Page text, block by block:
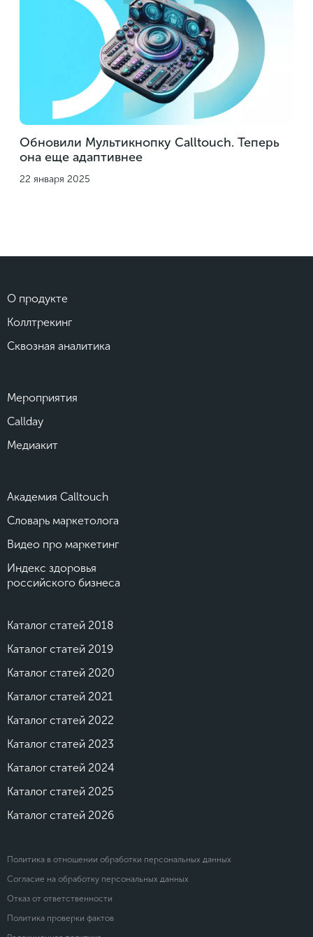
Обновили Мультикнопку Calltouch. Теперь
она еще адаптивнее
22 января 2025
О продукте
Коллтрекинг
Сквозная аналитика
Мероприятия
Callday
Медиакит
Академия Calltouch
Словарь маркетолога
Видео про маркетинг
Индекс здоровья
российского бизнеса
Каталог статей 2018
Каталог статей 2019
Каталог статей 2020
Каталог статей 2021
Каталог статей 2022
Каталог статей 2023
Каталог статей 2024
Каталог статей 2025
Каталог статей 2026
Политика в отношении обработки персональных данных
Согласие на обработку персональных данных
Отказ от ответственности
Политика проверки фактов